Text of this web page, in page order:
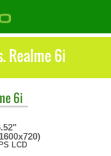
Realme 6i
6i
IPS LCD